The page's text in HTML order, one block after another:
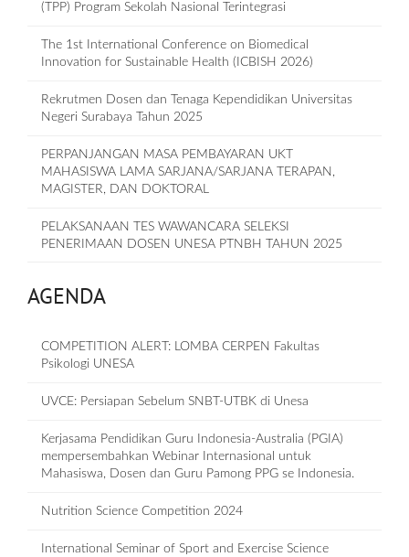
(TPP) Program Sekolah Nasional Terintegrasi
The 1st International Conference on Biomedical
Innovation for Sustainable Health (ICBISH 2026)
Rekrutmen Dosen dan Tenaga Kependidikan Universitas
Negeri Surabaya Tahun 2025
PERPANJANGAN MASA PEMBAYARAN UKT
MAHASISWA LAMA SARJANA/SARJANA TERAPAN,
MAGISTER, DAN DOKTORAL
PELAKSANAAN TES WAWANCARA SELEKSI
PENERIMAAN DOSEN UNESA PTNBH TAHUN 2025
AGENDA
COMPETITION ALERT: LOMBA CERPEN Fakultas
Psikologi UNESA
UVCE: Persiapan Sebelum SNBT-UTBK di Unesa
Kerjasama Pendidikan Guru Indonesia-Australia (PGIA)
mempersembahkan Webinar Internasional untuk
Mahasiswa, Dosen dan Guru Pamong PPG se Indonesia.
Nutrition Science Competition 2024
International Seminar of Sport and Exercise Science